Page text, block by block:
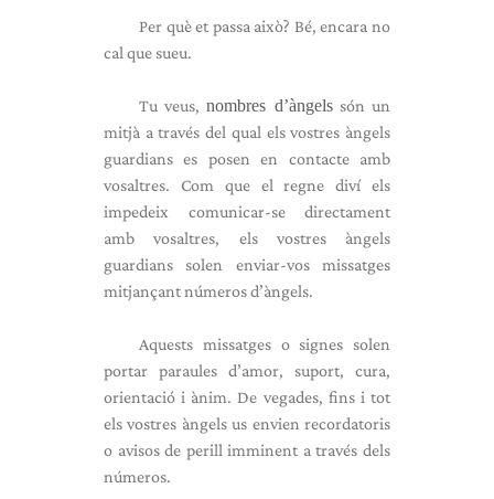
Per què et passa això? Bé, encara no
cal que sueu.
Tu veus,nombres d’àngelssón un
mitjà a través del qual els vostres àngels
guardians es posen en contacte amb
vosaltres. Com que el regne diví els
impedeix comunicar-se directament
amb vosaltres, els vostres àngels
guardians solen enviar-vos missatges
mitjançant números d’àngels.
Aquests missatges o signes solen
portar paraules d’amor, suport, cura,
orientació i ànim. De vegades, fins i tot
els vostres àngels us envien recordatoris
o avisos de perill imminent a través dels
números.